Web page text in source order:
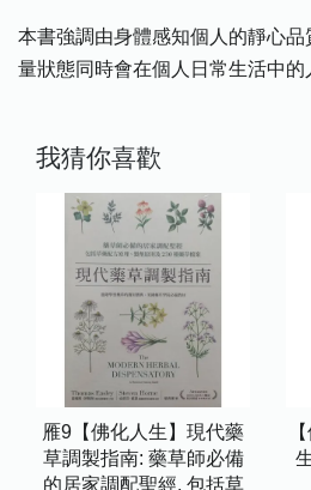
本書強調由身體感知個人的靜心
量狀態同時會在個人日常生活中的
我猜你喜歡
雁9【佛化人生】現代藥
草調製指南: 藥草師必備
的居家調配聖經, 包括草